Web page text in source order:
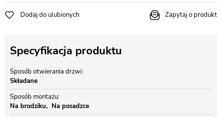
Dodaj do ulubionych Zapytaj o produkt
Specyfikacja produktu
Sposób otwierania drzwi
Składane
Sposób montażu
Na brodziku
Na posadzce